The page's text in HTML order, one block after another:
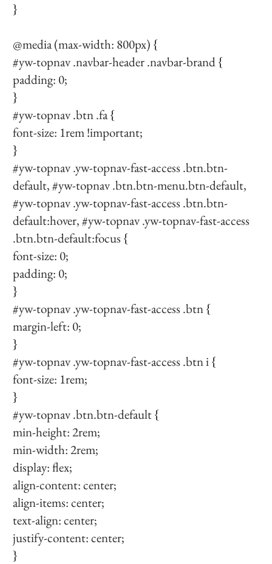
}
@media (max-width: 800px) {
#yw-topnav .navbar-header .navbar-brand {
padding: 0;
}
#yw-topnav .btn .fa {
font-size: 1rem !important;
}
#yw-topnav .yw-topnav-fast-access .btn.btn-
default, #yw-topnav .btn.btn-menu.btn-default,
#yw-topnav .yw-topnav-fast-access .btn.btn-
default:hover, #yw-topnav .yw-topnav-fast-access
.btn.btn-default:focus {
font-size: 0;
padding: 0;
}
#yw-topnav .yw-topnav-fast-access .btn {
margin-left: 0;
}
#yw-topnav .yw-topnav-fast-access .btn i {
font-size: 1rem;
}
#yw-topnav .btn.btn-default {
min-height: 2rem;
min-width: 2rem;
display: flex;
align-content: center;
align-items: center;
text-align: center;
justify-content: center;
}